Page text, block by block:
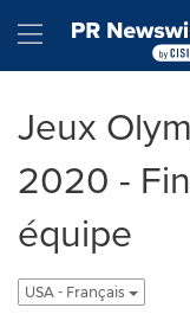
Hamburger
Jeux
2020 -
équipe
USA - Français